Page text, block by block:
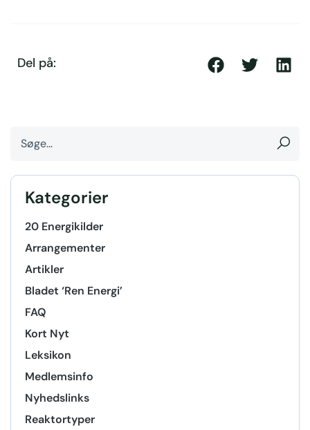
Del på:
Kategorier
20 Energikilder
Arrangementer
Artikler
Bladet ‘Ren Energi’
FAQ
Kort Nyt
Leksikon
Medlemsinfo
Nyhedslinks
Reaktortyper